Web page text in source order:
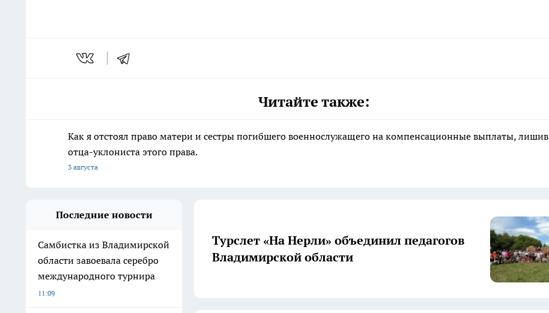
Читайте также:
Как я отстоял право матери и сестры погибшего военнослужащего на компенсационные выплаты, лишив
отца-уклониста этого права.
3 августа
Последние новости
Самбистка из Владимирской
области завоевала серебро
международного турнира
11:09
Турслет «На Нерли» объединил педагогов
Владимирской области